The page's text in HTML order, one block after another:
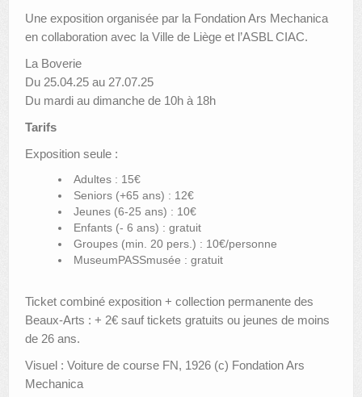
Une exposition organisée par la Fondation Ars Mechanica
en collaboration avec la Ville de Liège et l’ASBL CIAC.
La Boverie
Du 25.04.25 au 27.07.25
Du mardi au dimanche de 10h à 18h
Tarifs
Exposition seule :
Adultes : 15€
Seniors (+65 ans) : 12€
Jeunes (6-25 ans) : 10€
Enfants (- 6 ans) : gratuit
Groupes (min. 20 pers.) : 10€/personne
MuseumPASSmusée : gratuit
Ticket combiné exposition + collection permanente des
Beaux-Arts : + 2€ sauf tickets gratuits ou jeunes de moins
de 26 ans.
Visuel : Voiture de course FN, 1926 (c) Fondation Ars
Mechanica